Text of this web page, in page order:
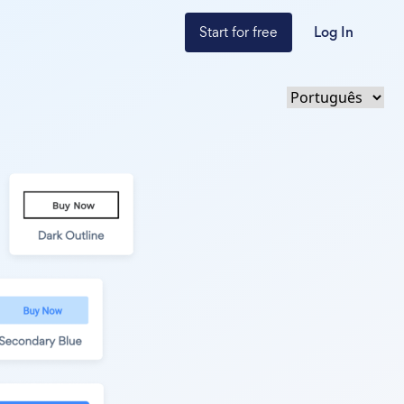
Start for free Log In